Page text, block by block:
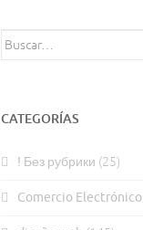
Buscar:
CATEGORÍAS
! Без рубрики (25)
Comercio Electrónico